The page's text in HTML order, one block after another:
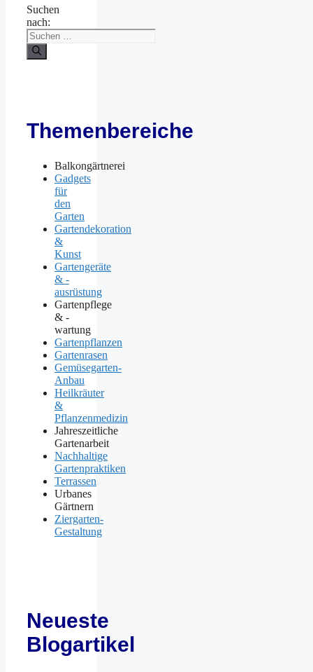
Suchen
nach:
Themenbereiche
Balkongärtnerei
Gadgets
für
den
Garten
Gartendekoration
&
Kunst
Gartengeräte
& -
ausrüstung
Gartenpflege
& -
wartung
Gartenpflanzen
Gartenrasen
Gemüsegarten-
Anbau
Heilkräuter
&
Pflanzenmedizin
Jahreszeitliche
Gartenarbeit
Nachhaltige
Gartenpraktiken
Terrassen
Urbanes
Gärtnern
Ziergarten-
Gestaltung
Neueste
Blogartikel